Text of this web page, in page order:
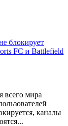
блокирует
FC и Battlefield
всего мира
каналы